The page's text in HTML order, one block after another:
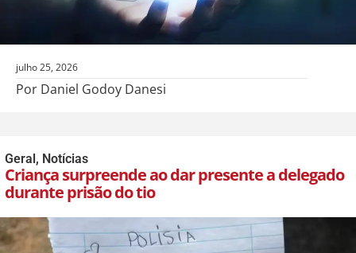
julho 25, 2026
Por Daniel Godoy Danesi
Geral, Notícias
Criança surpreende ao dar presente a delegado
durante prisão do tio